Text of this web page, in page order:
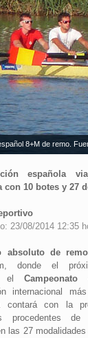
8+M de remo.
española
con 10 botes y 27
23/08/2014 12:35
absoluto de remo
donde el
el
internacional
contará con la
procedentes
las 27